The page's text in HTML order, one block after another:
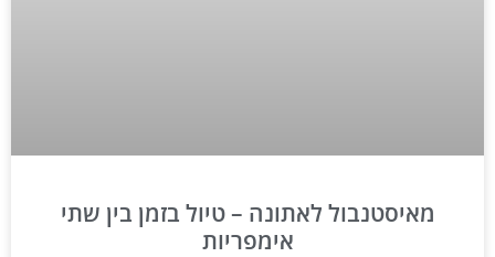
מאיסטנבול לאתונה – טיול בזמן בין שתי
אימפריות